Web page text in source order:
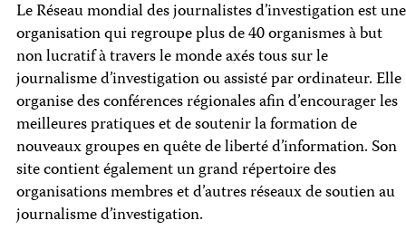
Le Réseau mondial des journalistes d’investigation est une
organisation qui regroupe plus de 40 organismes à but
non lucratif à travers le monde axés tous sur le
journalisme d’investigation ou assisté par ordinateur. Elle
organise des conférences régionales afin d’encourager les
meilleures pratiques et de soutenir la formation de
nouveaux groupes en quête de liberté d’information. Son
site contient également un grand répertoire des
organisations membres et d’autres réseaux de soutien au
journalisme d’investigation.